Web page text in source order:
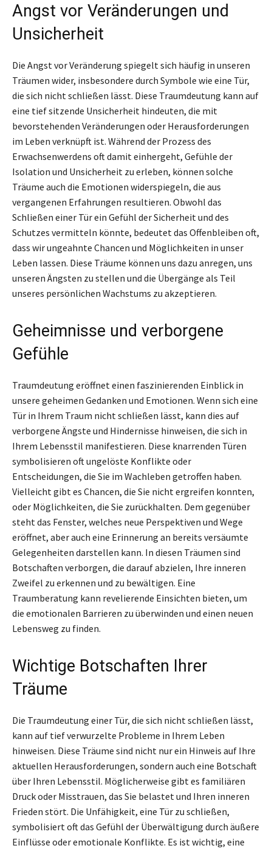
Angst vor Veränderungen und
Unsicherheit
Die Angst vor Veränderung spiegelt sich häufig in unseren
Träumen wider, insbesondere durch Symbole wie eine Tür,
die sich nicht schließen lässt. Diese Traumdeutung kann auf
eine tief sitzende Unsicherheit hindeuten, die mit
bevorstehenden Veränderungen oder Herausforderungen
im Leben verknüpft ist. Während der Prozess des
Erwachsenwerdens oft damit einhergeht, Gefühle der
Isolation und Unsicherheit zu erleben, können solche
Träume auch die Emotionen widerspiegeln, die aus
vergangenen Erfahrungen resultieren. Obwohl das
Schließen einer Tür ein Gefühl der Sicherheit und des
Schutzes vermitteln könnte, bedeutet das Offenbleiben oft,
dass wir ungeahnte Chancen und Möglichkeiten in unser
Leben lassen. Diese Träume können uns dazu anregen, uns
unseren Ängsten zu stellen und die Übergänge als Teil
unseres persönlichen Wachstums zu akzeptieren.
Geheimnisse und verborgene
Gefühle
Traumdeutung eröffnet einen faszinierenden Einblick in
unsere geheimen Gedanken und Emotionen. Wenn sich eine
Tür in Ihrem Traum nicht schließen lässt, kann dies auf
verborgene Ängste und Hindernisse hinweisen, die sich in
Ihrem Lebensstil manifestieren. Diese knarrenden Türen
symbolisieren oft ungelöste Konflikte oder
Entscheidungen, die Sie im Wachleben getroffen haben.
Vielleicht gibt es Chancen, die Sie nicht ergreifen konnten,
oder Möglichkeiten, die Sie zurückhalten. Dem gegenüber
steht das Fenster, welches neue Perspektiven und Wege
eröffnet, aber auch eine Erinnerung an bereits versäumte
Gelegenheiten darstellen kann. In diesen Träumen sind
Botschaften verborgen, die darauf abzielen, Ihre inneren
Zweifel zu erkennen und zu bewältigen. Eine
Traumberatung kann revelierende Einsichten bieten, um
die emotionalen Barrieren zu überwinden und einen neuen
Lebensweg zu finden.
Wichtige Botschaften Ihrer
Träume
Die Traumdeutung einer Tür, die sich nicht schließen lässt,
kann auf tief verwurzelte Probleme in Ihrem Leben
hinweisen. Diese Träume sind nicht nur ein Hinweis auf Ihre
aktuellen Herausforderungen, sondern auch eine Botschaft
über Ihren Lebensstil. Möglicherweise gibt es familiären
Druck oder Misstrauen, das Sie belastet und Ihren inneren
Frieden stört. Die Unfähigkeit, eine Tür zu schließen,
symbolisiert oft das Gefühl der Überwältigung durch äußere
Einflüsse oder emotionale Konflikte. Es ist wichtig, eine